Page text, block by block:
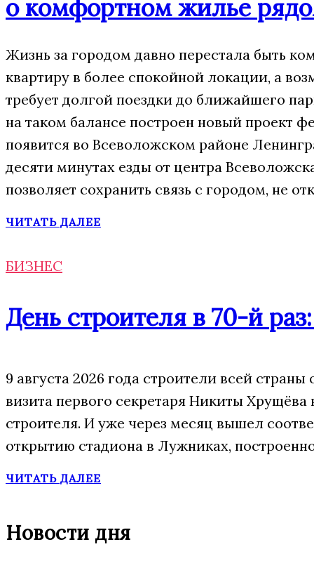
о комфортном жилье
Жизнь за городом давно перестала быть
квартиру в более спокойной локации, а
требует долгой поездки до ближайшего
на таком балансе построен новый проект
появится во Всеволожском районе
десяти минутах езды от центра
позволяет сохранить связь с городом, не
ЧИТАТЬ ДАЛЕЕ
БИЗНЕС
День строителя в 70-й
9 августа 2026 года строители всей
визита первого секретаря Никиты
строителя. И уже через месяц вышел
открытию стадиона в Лужниках,
ЧИТАТЬ ДАЛЕЕ
Новости дня